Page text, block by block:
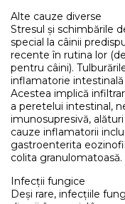
Alte cauze diverse
Stresul și schimbările
special la câinii
recente în rutina lor
pentru câini).
inflamatorie
Acestea implică
a peretelui intestinal,
imunosupresivă,
cauze inflamatorii
gastroenterita
colita granulomatoasă.
Infecții fungice
Deși rare, infecțiile